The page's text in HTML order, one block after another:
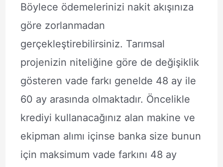
Böylece ödemelerinizi nakit akışınıza
göre zorlanmadan
gerçekleştirebilirsiniz. Tarımsal
projenizin niteliğine göre de değişiklik
gösteren vade farkı genelde 48 ay ile
60 ay arasında olmaktadır. Öncelikle
krediyi kullanacağınız alan makine ve
ekipman alımı içinse banka size bunun
için maksimum vade farkını 48 ay